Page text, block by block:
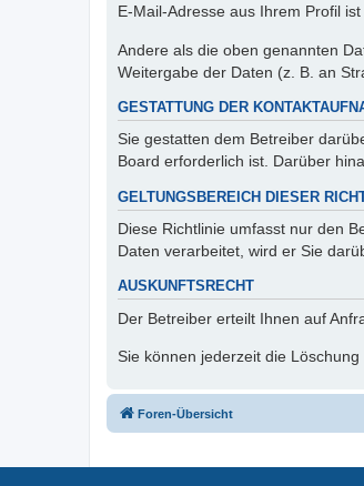
E-Mail-Adresse aus Ihrem Profil
Andere als die oben genannten
Weitergabe der Daten (z. B. an
GESTATTUNG DER
Sie gestatten dem Betreiber
Board erforderlich ist. Darüber
GELTUNGSBEREICH DIESER
Diese Richtlinie umfasst nur den
Daten verarbeitet, wird er Sie
AUSKUNFTSRECHT
Der Betreiber erteilt Ihnen auf
Sie können jederzeit die
Foren-Übersicht